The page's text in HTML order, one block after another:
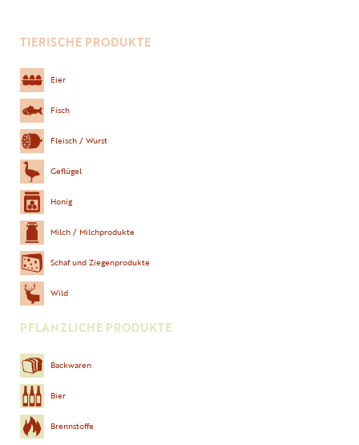
TIERISCHE PRODUKTE
Eier
Fisch
Fleisch / Wurst
Geflügel
Honig
Milch / Milchprodukte
Schaf und Ziegenprodukte
Wild
PFLANZLICHE PRODUKTE
Backwaren
Bier
Brennstoffe